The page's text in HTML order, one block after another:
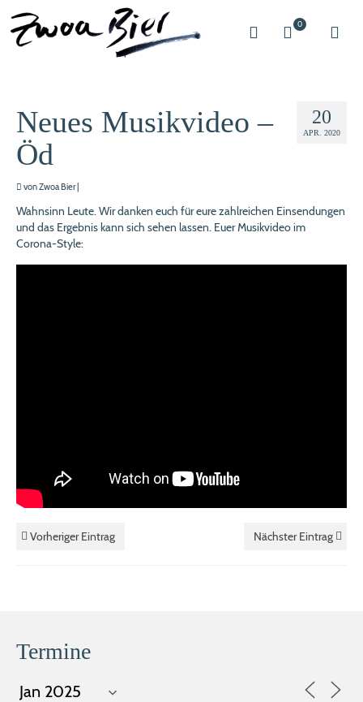
0
20
APR. 2020
Neues Musikvideo –
Öd
vonZwoa Bier
Wahnsinn Leute. Wir danken euch für eure zahlreichen Einsendungen
und das Ergebnis kann sich sehen lassen. Euer Musikvideo im
Corona-Style:
Vorheriger Eintrag Nächster Eintrag
Termine